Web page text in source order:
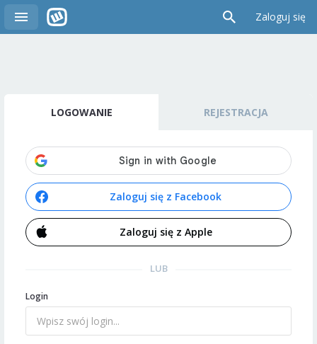
Zaloguj się
LOGOWANIE REJESTRACJA
Zaloguj się z Facebook
Zaloguj się z Apple
LUB
Login